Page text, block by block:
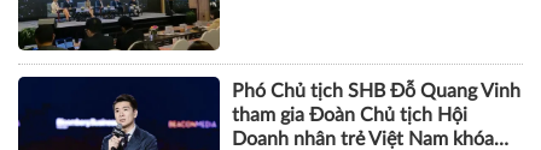
Phó Chủ tịch SHB Đỗ Quang Vinh
tham gia Đoàn Chủ tịch Hội
Doanh nhân trẻ Việt Nam khóa